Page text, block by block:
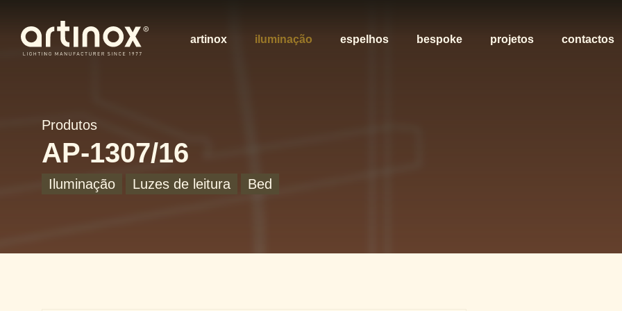
artinox iluminação espelhos bespoke projetos contactos
Produtos
AP-1307/16
Iluminação Luzes de leitura Bed